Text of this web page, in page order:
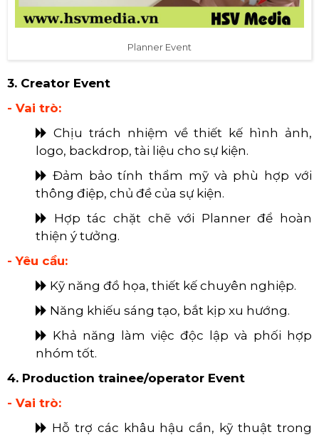
Planner Event
3. Creator Event
- Vai trò:
Chịu trách nhiệm về thiết kế hình ảnh,
logo, backdrop, tài liệu cho sự kiện.
Đảm bảo tính thẩm mỹ và phù hợp với
thông điệp, chủ đề của sự kiện.
Hợp tác chặt chẽ với Planner để hoàn
thiện ý tưởng.
- Yêu cầu:
Kỹ năng đồ họa, thiết kế chuyên nghiệp.
Năng khiếu sáng tạo, bắt kịp xu hướng.
Khả năng làm việc độc lập và phối hợp
nhóm tốt.
4. Production trainee/operator Event
- Vai trò:
Hỗ trợ các khâu hậu cần, kỹ thuật trong